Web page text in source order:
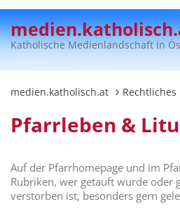
Katholische Medienlandschaft in
medien.katholisch.at Rechtliches
Pfarrleben &
Auf der Pfarrhomepage und im
Rubriken, wer getauft wurde oder
verstorben ist, besonders gern